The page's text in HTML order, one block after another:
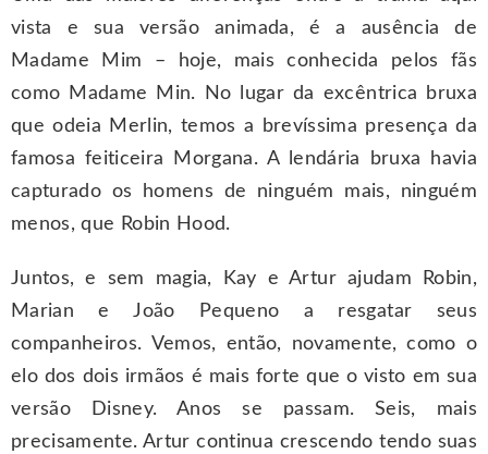
vista e sua versão animada, é a ausência de
Madame Mim – hoje, mais conhecida pelos fãs
como Madame Min. No lugar da excêntrica bruxa
que odeia Merlin, temos a brevíssima presença da
famosa feiticeira Morgana. A lendária bruxa havia
capturado os homens de ninguém mais, ninguém
menos, que Robin Hood.
Juntos, e sem magia, Kay e Artur ajudam Robin,
Marian e João Pequeno a resgatar seus
companheiros. Vemos, então, novamente, como o
elo dos dois irmãos é mais forte que o visto em sua
versão Disney. Anos se passam. Seis, mais
precisamente. Artur continua crescendo tendo suas